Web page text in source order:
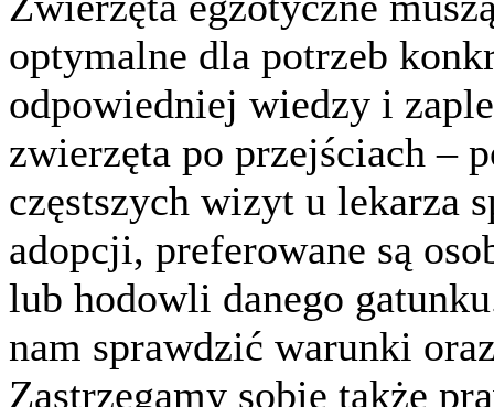
optymalne dla potrzeb
odpowiedniej wiedzy i
zwierzęta po przejściach –
częstszych wizyt u lekarza
adopcji, preferowane są
lub hodowli danego
nam sprawdzić warunki
Zastrzegamy sobie także